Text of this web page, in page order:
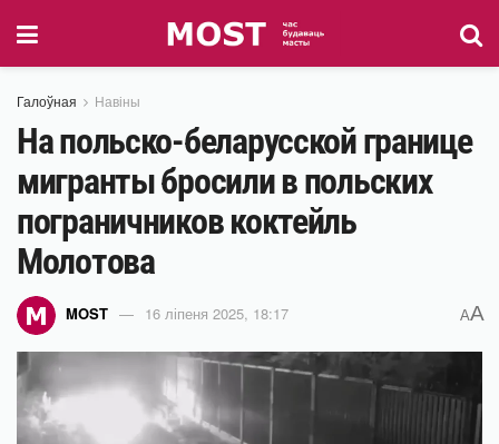
Галоўная Навіны
На польско-беларусской границе
мигранты бросили в польских
пограничников коктейль
Молотова
MOST 16 ліпеня 2025, 18:17 AA